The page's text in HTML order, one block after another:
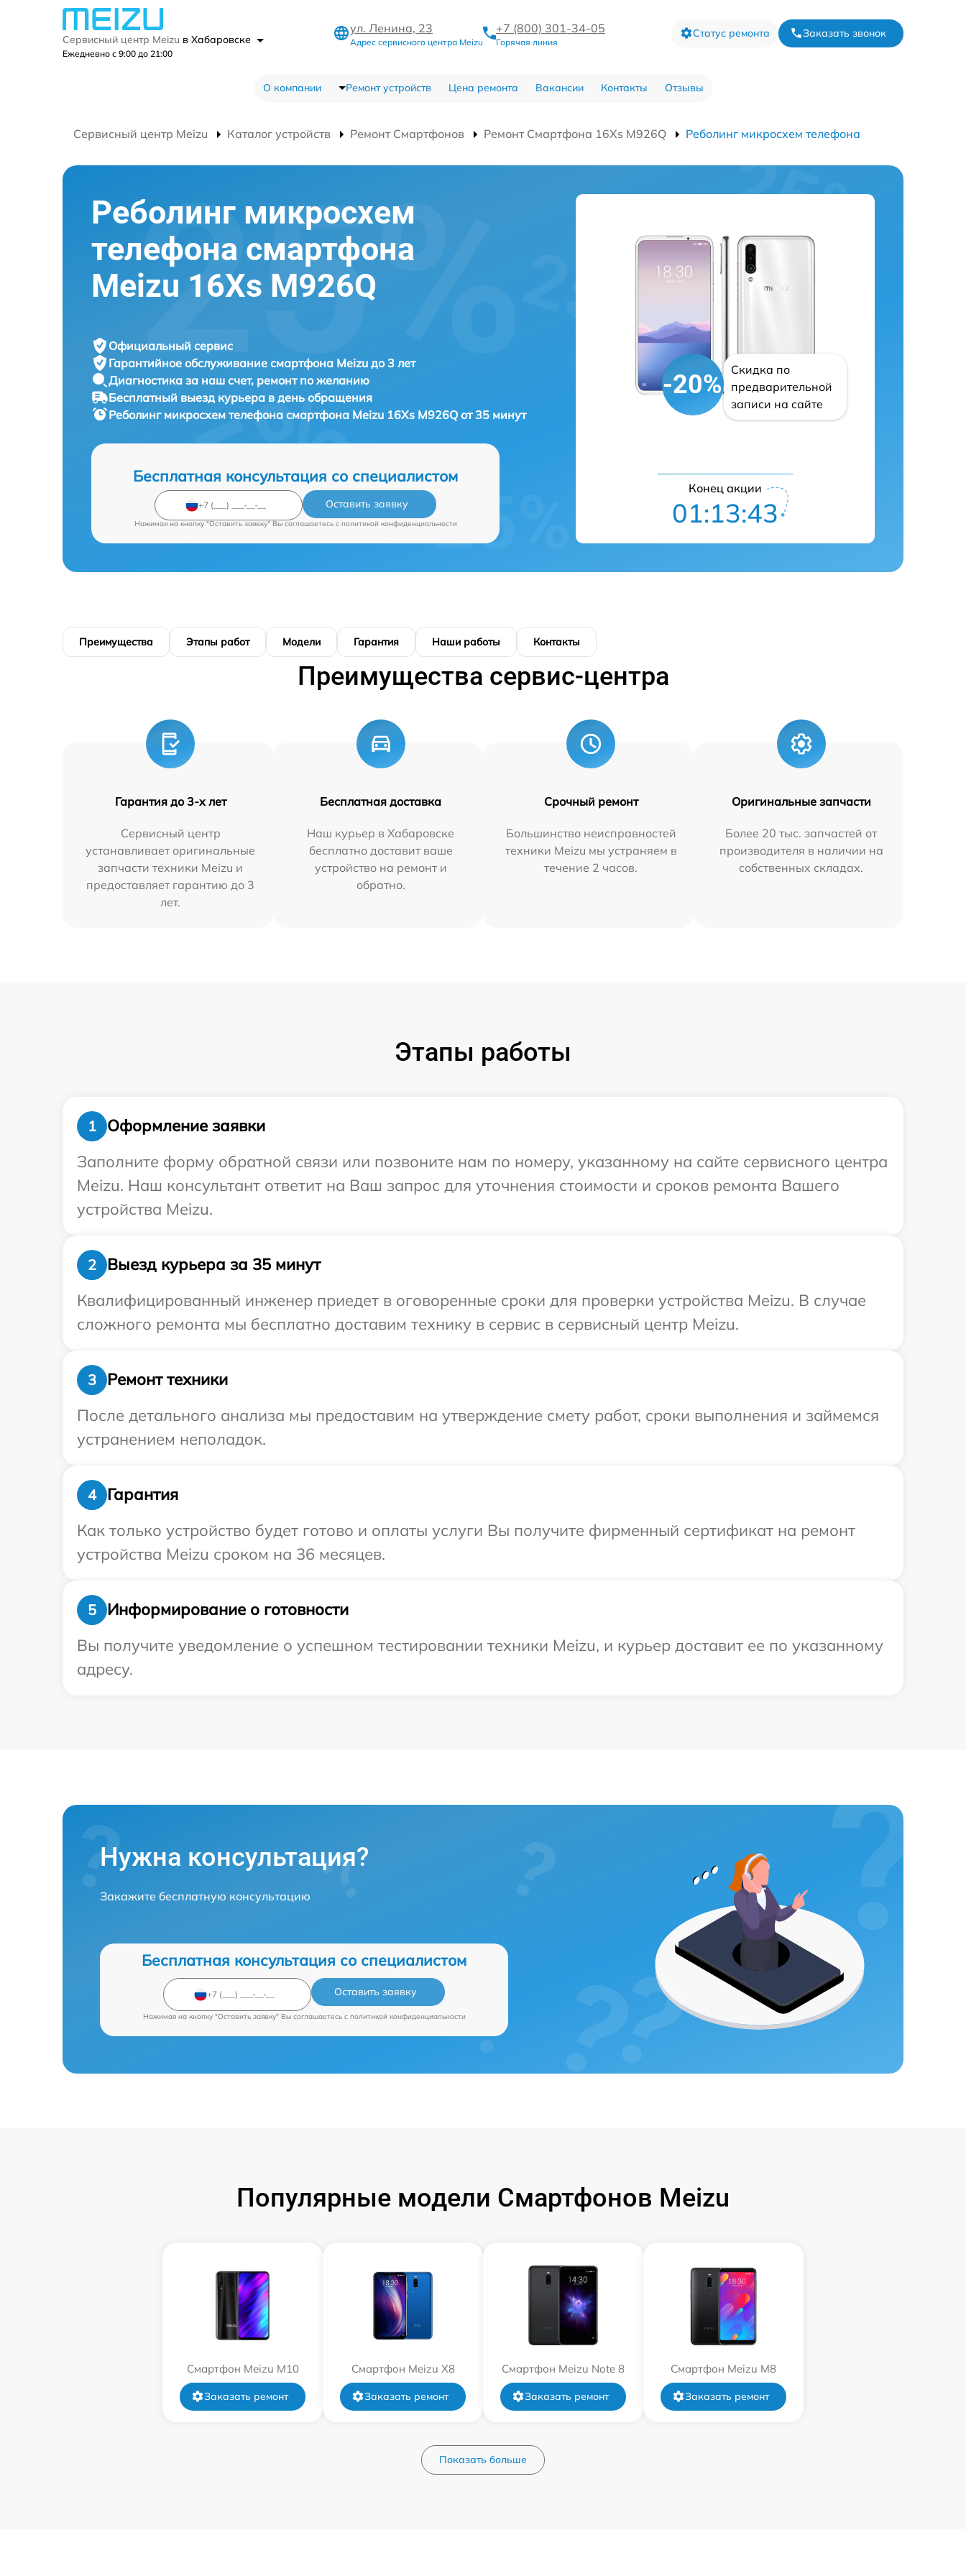
Сервисный центр Meizu в Хабаровске
Ежедневно с 9:00 до 21:00
ул. Ленина, 23
Адрес сервисного центра Meizu
+7 (800) 301-34-05
Горячая линия
Статус ремонта Заказать звонок
О компании Ремонт устройств Цена ремонта Вакансии Контакты Отзывы
Сервисный центр Meizu Каталог устройств Ремонт Смартфонов Ремонт Смартфона 16Xs M926Q Реболинг микросхем телефона
Реболинг микросхем
телефона смартфона
Meizu 16Xs M926Q
Официальный сервис
Гарантийное обслуживание смартфона Meizu до 3 лет
Диагностика за наш счет, ремонт по желанию
Бесплатный выезд курьера в день обращения
Реболинг микросхем телефона смартфона Meizu 16Xs M926Q от 35 минут
Бесплатная консультация со специалистом
Оставить заявку
Нажимая на кнопку "Оставить заявку" Вы соглашаетесь c политикой конфиденциальности
-20%
Скидка по
предварительной
записи на сайте
Конец акции
01:13:42
Преимущества Этапы работ Модели Гарантия Наши работы Контакты
Преимущества сервис-центра
Гарантия до 3-х лет
Сервисный центр
устанавливает оригинальные
запчасти техники Meizu и
предоставляет гарантию до 3
лет.
Бесплатная доставка
Наш курьер в Хабаровске
бесплатно доставит ваше
устройство на ремонт и
обратно.
Срочный ремонт
Большинство неисправностей
техники Meizu мы устраняем в
течение 2 часов.
Оригинальные запчасти
Более 20 тыс. запчастей от
производителя в наличии на
собственных складах.
Этапы работы
1
Оформление заявки
Заполните форму обратной связи или позвоните нам по номеру, указанному на сайте сервисного центра
Meizu. Наш консультант ответит на Ваш запрос для уточнения стоимости и сроков ремонта Вашего
устройства Meizu.
2
Выезд курьера за 35 минут
Квалифицированный инженер приедет в оговоренные сроки для проверки устройства Meizu. В случае
сложного ремонта мы бесплатно доставим технику в сервис в сервисный центр Meizu.
3
Ремонт техники
После детального анализа мы предоставим на утверждение смету работ, сроки выполнения и займемся
устранением неполадок.
4
Гарантия
Как только устройство будет готово и оплаты услуги Вы получите фирменный сертификат на ремонт
устройства Meizu сроком на 36 месяцев.
5
Информирование о готовности
Вы получите уведомление о успешном тестировании техники Meizu, и курьер доставит ее по указанному
адресу.
Нужна консультация?
Закажите бесплатную консультацию
Бесплатная консультация со специалистом
Оставить заявку
Нажимая на кнопку "Оставить заявку" Вы соглашаетесь c политикой конфиденциальности
Популярные модели Смартфонов Meizu
Смартфон Meizu M10
Заказать ремонт
Смартфон Meizu X8
Заказать ремонт
Смартфон Meizu Note 8
Заказать ремонт
Смартфон Meizu M8
Заказать ремонт
Показать больше